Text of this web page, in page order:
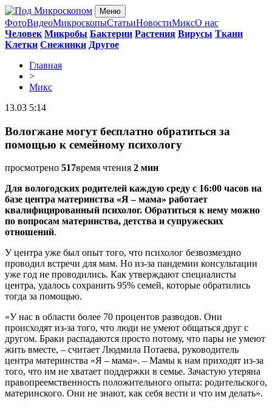
Меню
ФотоВидеоМикроскопыСтатьиНовостиМиксО нас
Человек Микробы Бактерии Растения Вирусы Ткани
Клетки Снежинки Другое
Главная
>
Микс
13.03 5:14
Вологжане могут бесплатно обратиться за
помощью к семейному психологу
просмотрено 517время чтения 2 мин
Для вологодских родителей каждую среду с 16:00 часов на
базе центра материнства «Я – мама» работает
квалифицированный психолог. Обратиться к нему можно
по вопросам материнства, детства и супружеских
отношений.
У центра уже был опыт того, что психолог безвозмездно
проводил встречи для мам. Но из-за пандемии консультации
уже год не проводились. Как утверждают специалисты
центра, удалось сохранить 95% семей, которые обратились
тогда за помощью.
«У нас в области более 70 процентов разводов. Они
происходят из-за того, что люди не умеют общаться друг с
другом. Браки распадаются просто потому, что пары не умеют
жить вместе, – считает Людмила Потаева, руководитель
центра материнства «Я – мама». – Мамы к нам приходят из-за
того, что им не хватает поддержки в семье. Зачастую утеряна
правопреемственность положительного опыта: родительского,
материнского. Они не знают, как себя вести и что им делать».